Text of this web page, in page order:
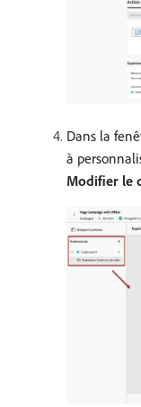
Dans la
à
Modifier le